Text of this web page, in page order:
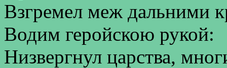
Взгремел меж дальними
Водим геройскою рукой:
Низвергнул царства,